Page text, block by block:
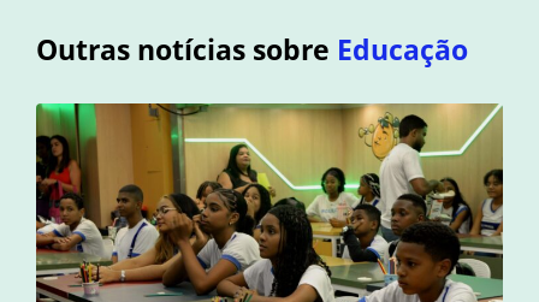
Outras notícias sobre Educação